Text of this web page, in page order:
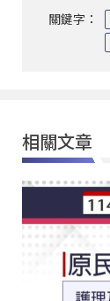
關鍵字：
相關文章